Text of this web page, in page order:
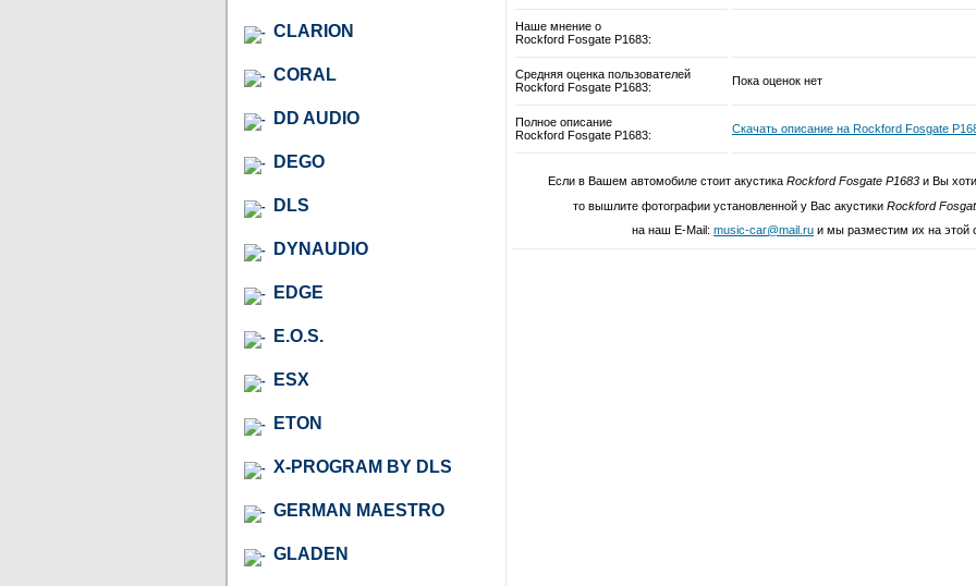
CLARION
CORAL
DD AUDIO
DEGO
DLS
DYNAUDIO
EDGE
E.O.S.
ESX
ETON
X-PROGRAM BY DLS
GERMAN MAESTRO
GLADEN
Наше мнение о
Rockford Fosgate P1683:
Средняя оценка пользователей
Rockford Fosgate P1683:
Пока оценок нет
Полное описание
Rockford Fosgate P1683:
Скачать описание на Rockford Fosgate
Если в Вашем автомобиле стоит акустика Rockford Fosgate P1683и Вы
то вышлите фотографии установленной у Вас акустики Rockford
на наш E-Mail: music-car@mail.ru и мы разместим их на этой